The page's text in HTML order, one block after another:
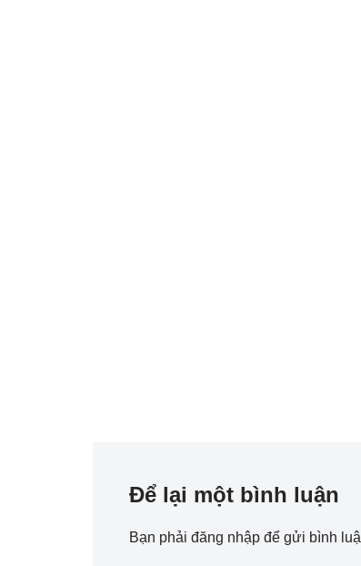
Để lại một bình luận
Bạn phải đăng nhập để gửi bình